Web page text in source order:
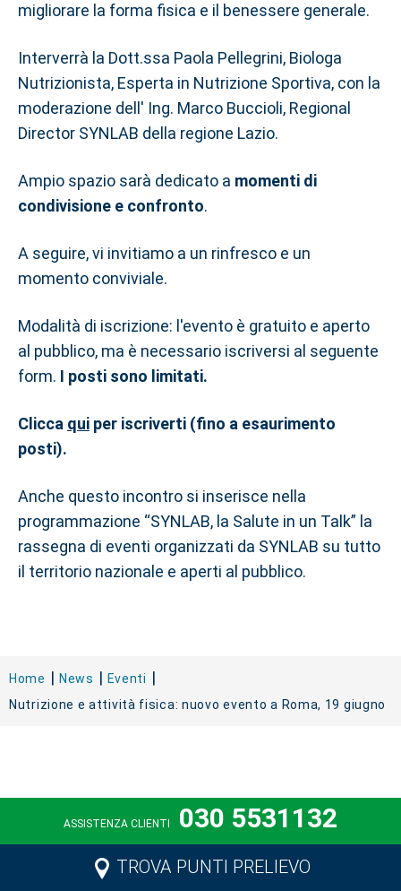
migliorare la forma fisica e il benessere generale.
Interverrà la Dott.ssa Paola Pellegrini, Biologa
Nutrizionista, Esperta in Nutrizione Sportiva, con la
moderazione dell' Ing. Marco Buccioli, Regional
Director SYNLAB della regione Lazio.
Ampio spazio sarà dedicato a momenti di
condivisione e confronto.
A seguire, vi invitiamo a un rinfresco e un
momento conviviale.
Modalità di iscrizione: l'evento è gratuito e aperto
al pubblico, ma è necessario iscriversi al seguente
form. I posti sono limitati.
Clicca qui per iscriverti (fino a esaurimento
posti).
Anche questo incontro si inserisce nella
programmazione “SYNLAB, la Salute in un Talk” la
rassegna di eventi organizzati da SYNLAB su tutto
il territorio nazionale e aperti al pubblico.
Home News
Eventi
Nutrizione e attività fisica: nuovo evento a Roma, 19 giugno
ASSISTENZA CLIENTI 030 5531132
TROVA PUNTI PRELIEVO